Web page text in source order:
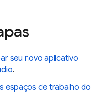
seu novo aplicativo
.
espaços de trabalho do